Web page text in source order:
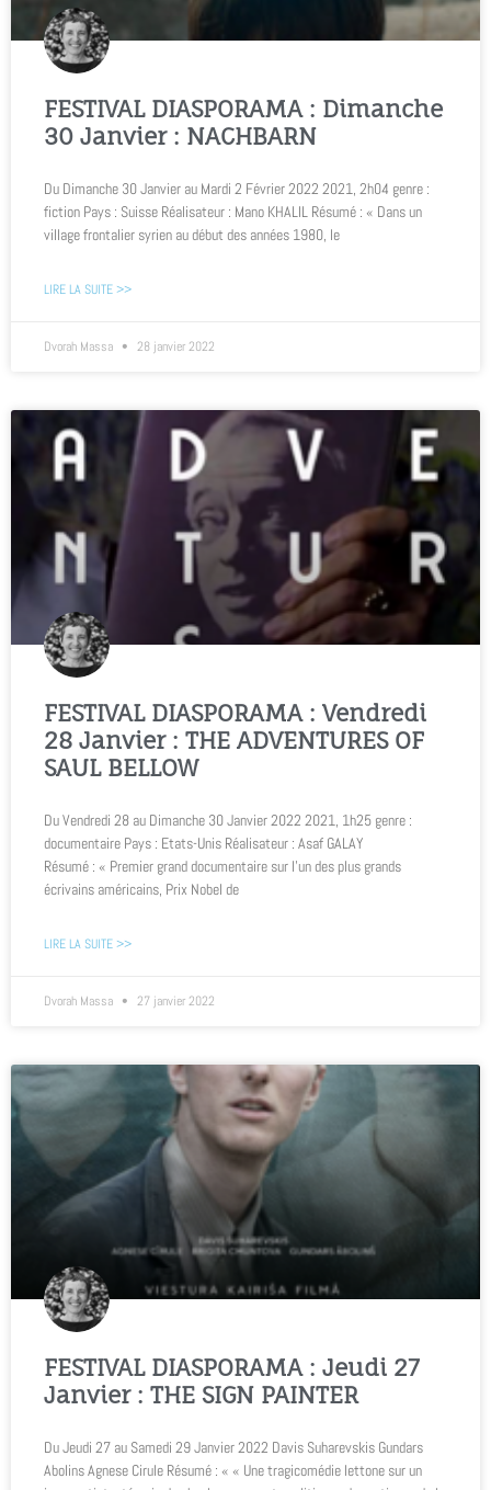
FESTIVAL DIASPORAMA : Dimanche
30 Janvier : NACHBARN
Du Dimanche 30 Janvier au Mardi 2 Février 2022 2021, 2h04 genre :
fiction Pays : Suisse Réalisateur : Mano KHALIL Résumé : « Dans un
village frontalier syrien au début des années 1980, le
LIRE LA SUITE >>
Dvorah Massa 28 janvier 2022
FESTIVAL DIASPORAMA : Vendredi
28 Janvier : THE ADVENTURES OF
SAUL BELLOW
Du Vendredi 28 au Dimanche 30 Janvier 2022 2021, 1h25 genre :
documentaire Pays : Etats-Unis Réalisateur : Asaf GALAY
Résumé : « Premier grand documentaire sur l’un des plus grands
écrivains américains, Prix Nobel de
LIRE LA SUITE >>
Dvorah Massa 27 janvier 2022
FESTIVAL DIASPORAMA : Jeudi 27
Janvier : THE SIGN PAINTER
Du Jeudi 27 au Samedi 29 Janvier 2022 Davis Suharevskis Gundars
Abolins Agnese Cirule Résumé : « « Une tragicomédie lettone sur un